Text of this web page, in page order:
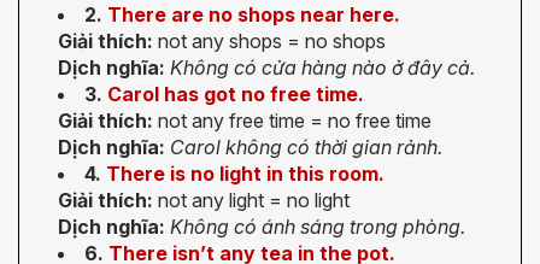
2. There are no shops near here.
Giải thích: not any shops = no shops
Dịch nghĩa: Không có cửa hàng nào ở đây cả.
3. Carol has got no free time.
Giải thích: not any free time = no free time
Dịch nghĩa: Carol không có thời gian rảnh.
4. There is no light in this room.
Giải thích: not any light = no light
Dịch nghĩa: Không có ánh sáng trong phòng.
6. There isn’t any tea in the pot.